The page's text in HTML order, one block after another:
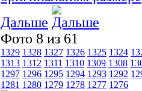
Дальше
Фото 8 из 61
1329 1328 1327 1326 1325 1324
1313 1312 1311 1310 1309 1308
1297 1296 1295 1294 1293 1292
1281 1280 1279 1278 1277 1276